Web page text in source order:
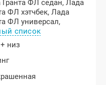
Гранта ФЛ седан,Лада
ФЛ хэтчбек,Лада
ФЛ универсал,
список
низ